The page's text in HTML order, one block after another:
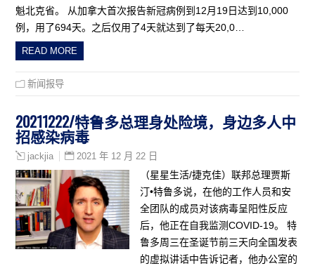
魁北克省。 从加拿大首次报告新冠病例到12月19日达到10,000
例，用了694天。之后仅用了4天就达到了每天20,0…
READ MORE
新闻报导
20211222/特鲁多总理身处险境，身边多人中
招感染病毒
jackjia 2021 年 12 月 22 日
（星星生活/捷克佳）联邦总理贾斯
汀•特鲁多说，在他的工作人员和安
全团队的成员对该病毒呈阳性反应
后，他正在自我监测COVID-19。 特
鲁多周三在圣诞节前三天向全国发表
的虚拟讲话中告诉记者，他办公室的